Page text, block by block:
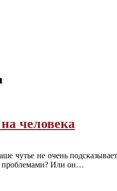
человека
чутье не очень
проблемами? Или он…